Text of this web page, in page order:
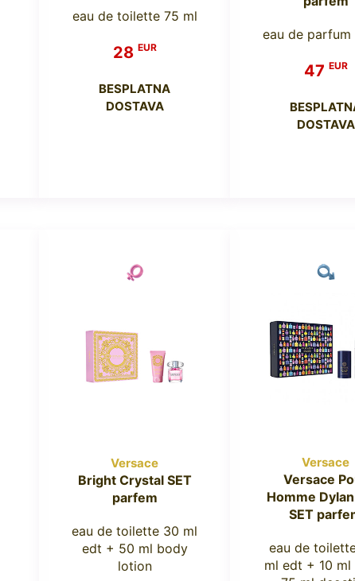
eau de toilette 75 ml
28 EUR
BESPLATNA
DOSTAVA
eau de parfum
47 EUR
DOSTAVA
Versace
Bright Crystal SET
parfem
eau de toilette 30 ml
edt + 50 ml body
lotion
Versace
Versace
Homme
SET
eau de
ml edt + 10 ml